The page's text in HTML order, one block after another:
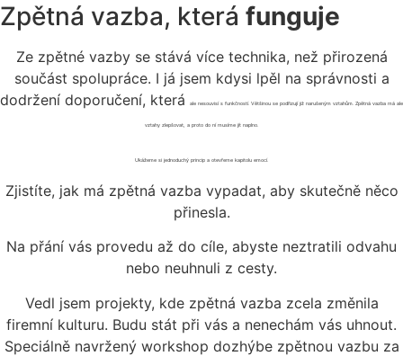
Zpětná vazba, která funguje
Ze zpětné vazby se stává více technika, než přirozená
součást spolupráce. I já jsem kdysi lpěl na správnosti a
dodržení doporučení, která
ale nesouvisí s funkčností. Většinou se podřizují již narušeným vztahům. Zpětná vazba má ale
vztahy zlepšovat, a proto do ní musíme jít naplno.
Ukážeme si jednoduchý princip a otevřeme kapitolu emocí.
Zjistíte, jak má zpětná vazba vypadat, aby skutečně něco
přinesla.
Na přání vás provedu až do cíle, abyste neztratili odvahu
nebo neuhnuli z cesty.
Vedl jsem projekty, kde zpětná vazba zcela změnila
firemní kulturu. Budu stát při vás a nenechám vás uhnout.
Speciálně navržený workshop dozhýbe zpětnou vazbu za